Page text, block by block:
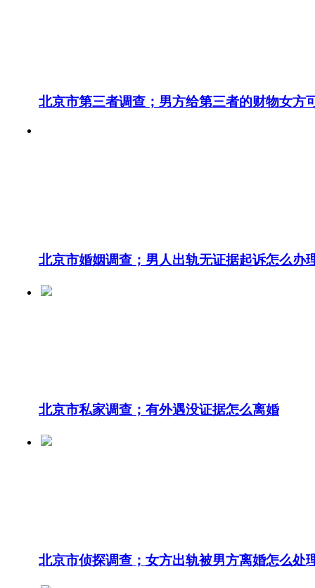
北京市第三者调查；男方给第三者的财物女方
北京市婚姻调查；男人出轨无证据起诉怎么办
北京市私家调查；有外遇没证据怎么离婚
北京市侦探调查；女方出轨被男方离婚怎么处